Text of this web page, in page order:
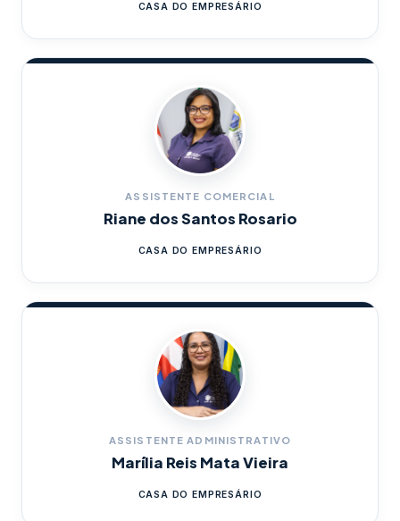
CASA DO EMPRESÁRIO
ASSISTENTE COMERCIAL
Riane dos Santos Rosario
CASA DO EMPRESÁRIO
ASSISTENTE ADMINISTRATIVO
Marília Reis Mata Vieira
CASA DO EMPRESÁRIO